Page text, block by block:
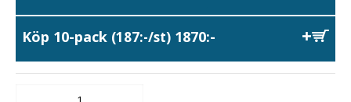
Köp 10-pack (187:-/st) 1870:-